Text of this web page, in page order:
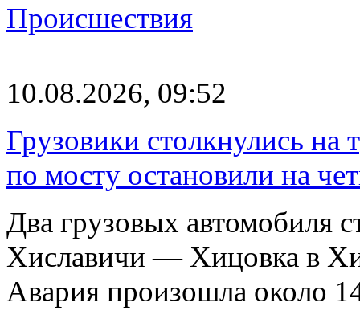
Происшествия
10.08.2026, 09:52
Грузовики столкнулись
по мосту остановили на
Два грузовых автомобиля
Хиславичи — Хицовка в
Авария произошла около